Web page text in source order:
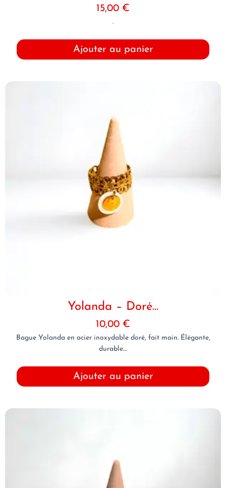
15,00 €
.
Ajouter au panier
Yolanda – Doré...
10,00 €
Bague Yolanda en acier inoxydable doré, fait main. Élégante,
durable....
Ajouter au panier